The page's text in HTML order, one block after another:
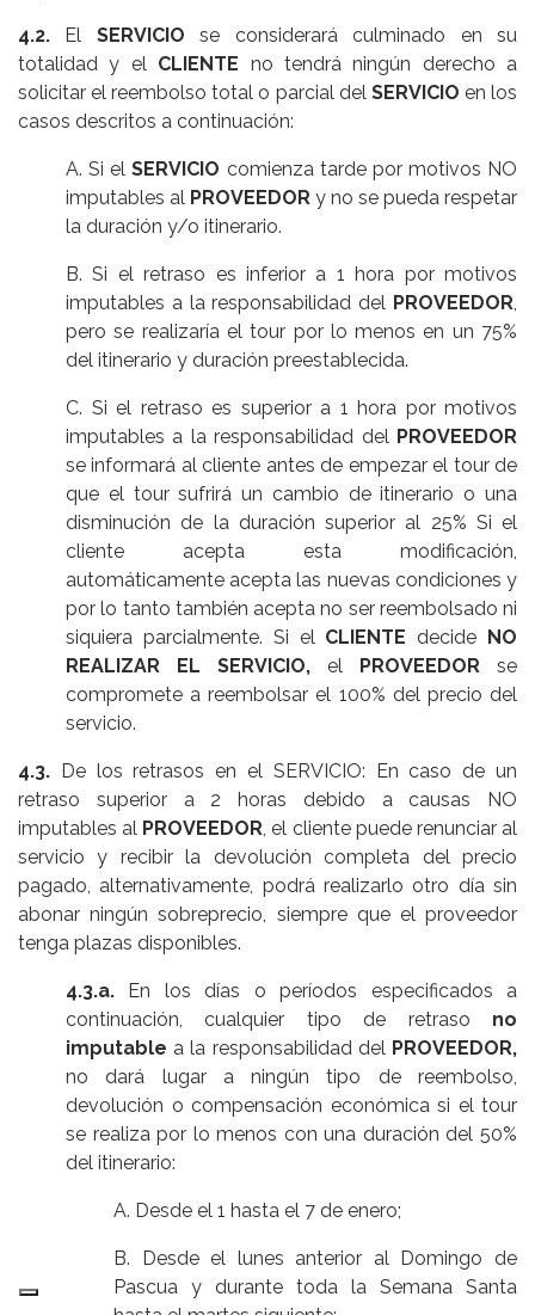
4.2. El SERVICIO se considerará culminado en su
totalidad y el CLIENTE no tendrá ningún derecho a
solicitar el reembolso total o parcial del SERVICIO en los
casos descritos a continuación:
A. Si elSERVICIO comienza tarde por motivos NO
imputables al PROVEEDOR y no se pueda respetar
la duración y/o itinerario.
B. Si el retraso es inferior a 1 hora por motivos
imputables a la responsabilidad del PROVEEDOR
pero se realizaría el tour por lo menos en un 75%
del itinerario y duración preestablecida.
C. Si el retraso es superior a 1 hora por motivos
imputables a la responsabilidad del PROVEEDOR
se informará al cliente antes de empezar el tour de
que el tour sufrirá un cambio de itinerario o una
disminución de la duración superior al 25% Si el
cliente acepta esta modificación,
automáticamente acepta las nuevas condiciones y
por lo tanto también acepta no ser reembolsado ni
siquiera parcialmente. Si el CLIENTE decide NO
REALIZAR EL SERVICIO, el PROVEEDOR se
compromete a reembolsar el 100% del precio del
servicio.
4.3. De los retrasos en el SERVICIO: En caso de un
retraso superior a 2 horas debido a causas NO
imputables al PROVEEDOR , el cliente puede renunciar al
servicio y recibir la devolución completa del precio
pagado, alternativamente, podrá realizarlo otro día sin
abonar ningún sobreprecio, siempre que el proveedor
tenga plazas disponibles.
4.3.a. En los días o períodos especificados a
continuación, cualquier tipo de retraso no
imputable a la responsabilidad del PROVEEDOR,
no dará lugar a ningún tipo de reembolso,
devolución o compensación económica si el tour
se realiza por lo menos con una duración del 50%
del itinerario:
A. Desde el 1 hasta el 7 de enero;
B. Desde el lunes anterior al Domingo de
Pascua y durante toda la Semana Santa